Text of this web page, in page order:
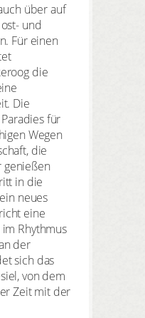
über auf
und
Für einen
die
Die
für
Wegen
die
genießen
in die
neues
eine
Rhythmus
der
sich das
von dem
Zeit mit der